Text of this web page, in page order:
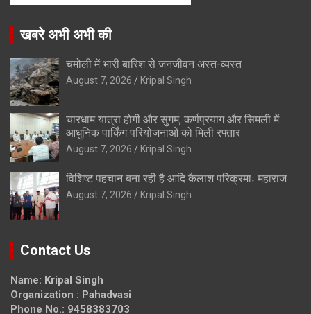
खबरे अभी अभी की
चमोली में भारी बारिश से जनजीवन अस्त-व्यस्त
August 7, 2026 Kripal Singh
चारधाम यात्रा होगी और सुगम, कर्णप्रयाग और सिमली में
आधुनिक पार्किंग परियोजनाओं को मिली रफ्तार
August 7, 2026 Kripal Singh
विशिष्ट पहचान बना रही है आदि कैलाश परिक्रमाः महाराज
August 7, 2026 Kripal Singh
Contact Us
Name: Kripal Singh
Organization : Pahadvasi
Phone No.: 9458383703